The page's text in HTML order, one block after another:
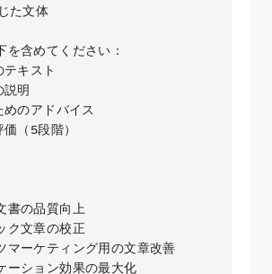
た文体
を含めてください：
キスト
明
のアドバイス
（5段階）
書の品質向上
ク文章の校正
マーケティング用の文章改善
ーション効果の最大化